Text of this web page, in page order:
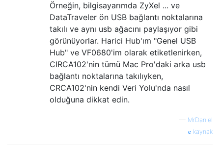
Örneğin, bilgisayarımda ZyXel ... ve
DataTraveler ön USB bağlantı noktalarına
takılı ve aynı usb ağacını paylaşıyor gibi
görünüyorlar. Harici Hub'ım "Genel USB
Hub" ve VF0680'im olarak etiketlenirken,
CIRCA102'nin tümü Mac Pro'daki arka usb
bağlantı noktalarına takılıyken,
CRCA102'nin kendi Veri Yolu'nda nasıl
olduğuna dikkat edin.
— MrDaniel
kaynak